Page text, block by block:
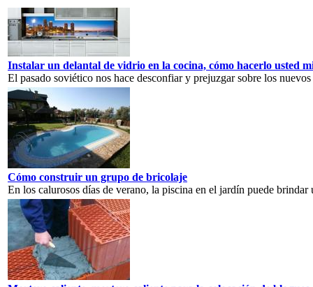
Instalar un delantal de vidrio en la cocina, cómo hacerlo usted
El pasado soviético nos hace desconfiar y prejuzgar sobre los
Cómo construir un grupo de bricolaje
En los calurosos días de verano, la piscina en el jardín puede brindar